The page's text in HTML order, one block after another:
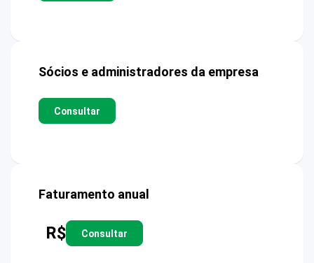
Sócios e administradores da empresa
Consultar
Faturamento anual
R$ Consultar